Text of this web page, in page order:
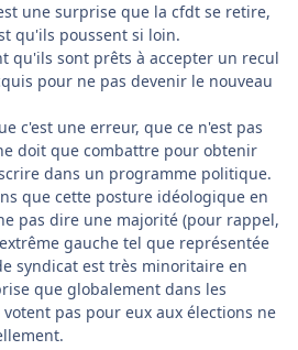
une surprise que la cfdt se retire,
qu'ils poussent si loin.
qu'ils sont prêts à accepter un recul
pour ne pas devenir le nouveau
c'est une erreur, que ce n'est pas
doit que combattre pour obtenir
dans un programme politique.
que cette posture idéologique en
pas dire une majorité (pour rappel,
gauche tel que représentée
syndicat est très minoritaire en
que globalement dans les
pas pour eux aux élections ne